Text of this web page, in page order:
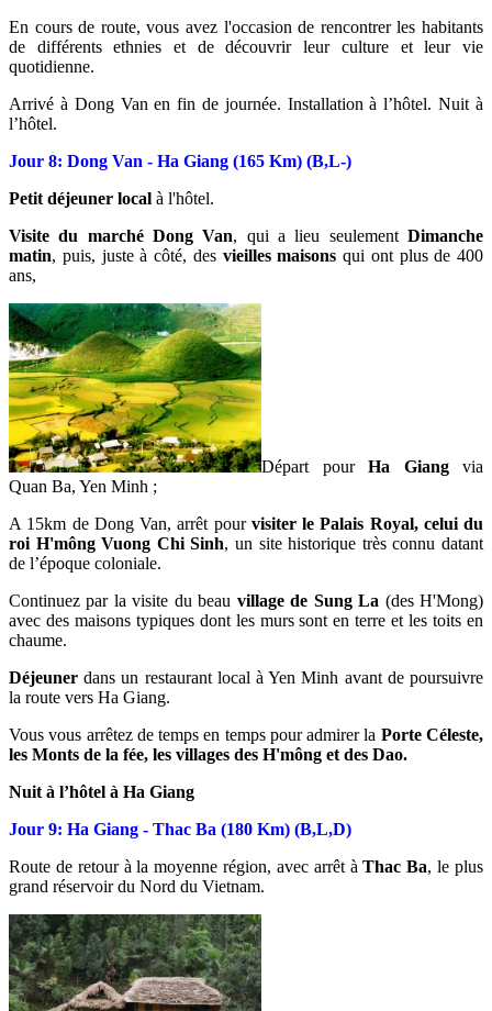
En cours de route, vous avez l'occasion de rencontrer les habitants
de différents ethnies et de découvrir leur culture et leur vie
quotidienne.
Arrivé à Dong Van en fin de journée. Installation à l’hôtel. Nuit à
l’hôtel.
Jour 8: Dong Van - Ha Giang (165 Km) (B,L-)
Petit déjeuner local à l'hôtel.
Visite du marché Dong Van, qui a lieu seulementDimanche
matin, puis, juste à côté, des vieilles maisons qui ont plus de 400
ans,
Départ pour Ha Giangvia
Quan Ba, Yen Minh ;
A 15km de Dong Van, arrêt pour visiter le Palais Royal, celui du
roi H'mông Vuong Chi Sinh, un site historique très connu datant
de l’époque coloniale.
Continuez par la visite du beau village de Sung La (des H'Mong)
avec des maisons typiques dont les murs sont en terre et les toits en
chaume.
Déjeuner dans un restaurant local à Yen Minh avant de poursuivre
la route vers Ha Giang.
Vous vous arrêtez de temps en temps pour admirer la Porte Céleste,
les Monts de la fée, les villages des H'mông et des Dao.
Nuit à l’hôtel à Ha Giang
Jour 9: Ha Giang - Thac Ba (180 Km) (B,L,D)
Route de retour à la moyenne région, avec arrêt àThac Ba, le plus
grand réservoir du Nord du Vietnam.